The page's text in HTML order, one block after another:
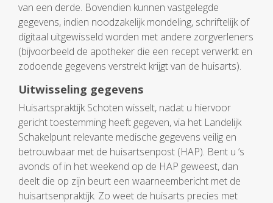
van een derde. Bovendien kunnen vastgelegde
gegevens, indien noodzakelijk mondeling, schriftelijk of
digitaal uitgewisseld worden met andere zorgverleners
(bijvoorbeeld de apotheker die een recept verwerkt en
zodoende gegevens verstrekt krijgt van de huisarts).
Uitwisseling gegevens
Huisartspraktijk Schoten wisselt, nadat u hiervoor
gericht toestemming heeft gegeven, via het Landelijk
Schakelpunt relevante medische gegevens veilig en
betrouwbaar met de huisartsenpost (HAP). Bent u ’s
avonds of in het weekend op de HAP geweest, dan
deelt die op zijn beurt een waarneembericht met de
huisartsenpraktijk. Zo weet de huisarts precies met